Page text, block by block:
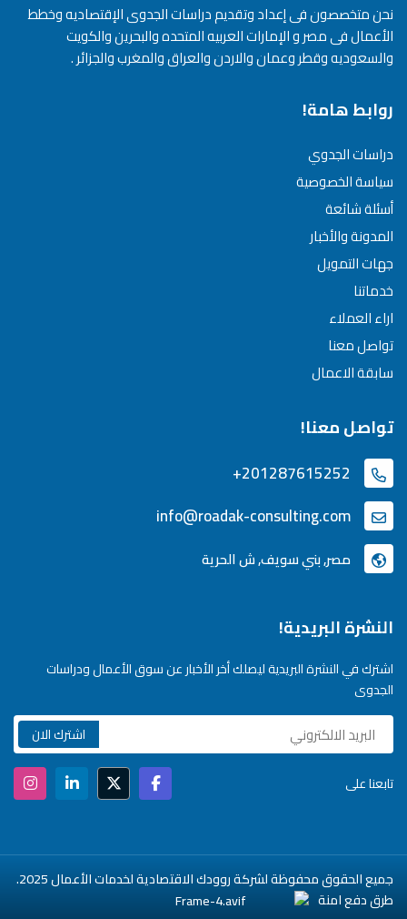
نحن متخصصون فى إعداد وتقديم دراسات الجدوى الإقتصاديه وخطط
الأعمال فى مصر و الإمارات العربيه المتحده والبحرين والكويت
والسعوديه وقطر وعمان والاردن والعراق والمغرب والجزائر .
روابط هامة!
دراسات الجدوي
سياسة الخصوصية
أسئلة شائعة
المدونة والأخبار
جهات التمويل
خدماتنا
اراء العملاء
تواصل معنا
سابقة الاعمال
تواصل معنا!
+201287615252
info@roadak-consulting.com
مصر, بني سويف, ش الحرية
النشرة البريدية!
اشترك في النشرة البريدية ليصلك أخر الأخبار عن سوق الأعمال ودراسات
الجدوى
تابعنا على
جميع الحقوق محفوظة لشركة روودك الاقتصادية لخدمات الأعمال 2025.
طرق دفع امنة